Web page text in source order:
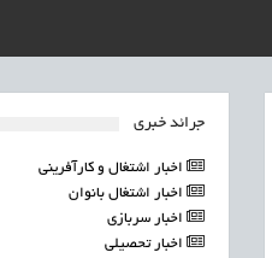
جرائد خبری
اخبار اشتغال و کارآفرینی
اخبار اشتغال بانوان
اخبار سربازی
اخبار تحصیلی